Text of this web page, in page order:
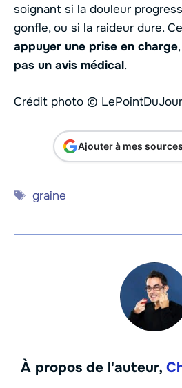
soignant si la douleur
gonfle, ou si la raideur dure.
appuyer une prise en charge
pas un avis médical.
Crédit photo © LePointDuJour
Ajouter à mes
Étiquettes
graine
À propos de l'auteur,